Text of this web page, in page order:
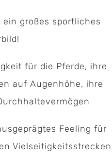
großes sportliches
für die Pferde, ihre
auf Augenhöhe, ihre
Feeling für
Vielseitigkeitsstrecken